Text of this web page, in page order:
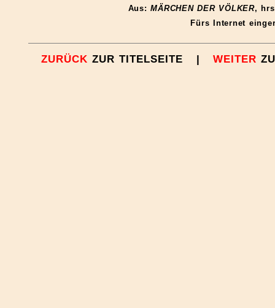
Aus:MÄRCHEN DER VÖLKER,
Fürs Internet
ZURÜCK ZUR TITELSEITE |WEITER